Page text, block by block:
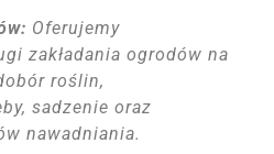
Oferujemy
zakładania ogrodów na
roślin,
sadzenie oraz
nawadniania.